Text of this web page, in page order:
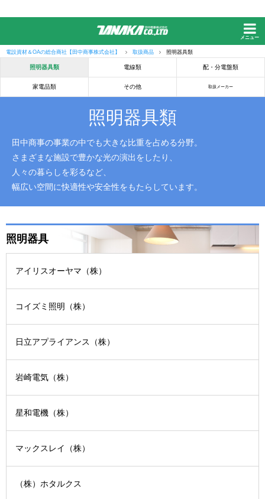
メニュー
電設資材＆OAの総合商社【田中商事株式会社】 取扱商品 照明器具類
照明器具類 電線類 配・分電盤類
家電品類 その他 取扱メーカー
照明器具類
田中商事の事業の中でも大きな比重を占める分野。
さまざまな施設で豊かな光の演出をしたり、
人々の暮らしを彩るなど、
幅広い空間に快適性や安全性をもたらしています。
照明器具
アイリスオーヤマ（株）
コイズミ照明（株）
日立アプライアンス（株）
岩崎電気（株）
星和電機（株）
マックスレイ（株）
（株）ホタルクス